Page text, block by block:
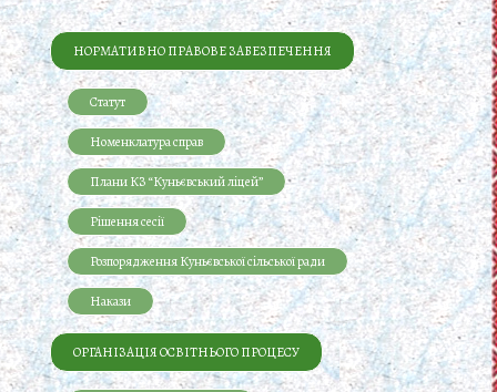
НОРМАТИВНО ПРАВОВЕ ЗАБЕЗПЕЧЕННЯ
Статут
Номенклатура справ
Плани КЗ “Куньєвський ліцей”
Рішення сесії
Розпорядження Куньєвської сільської ради
Накази
ОРГАНІЗАЦІЯ ОСВІТНЬОГО ПРОЦЕСУ